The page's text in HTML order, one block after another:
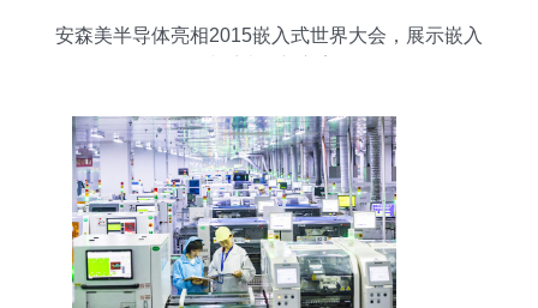
安森美半导体亮相2015嵌入式世界大会，展示嵌入